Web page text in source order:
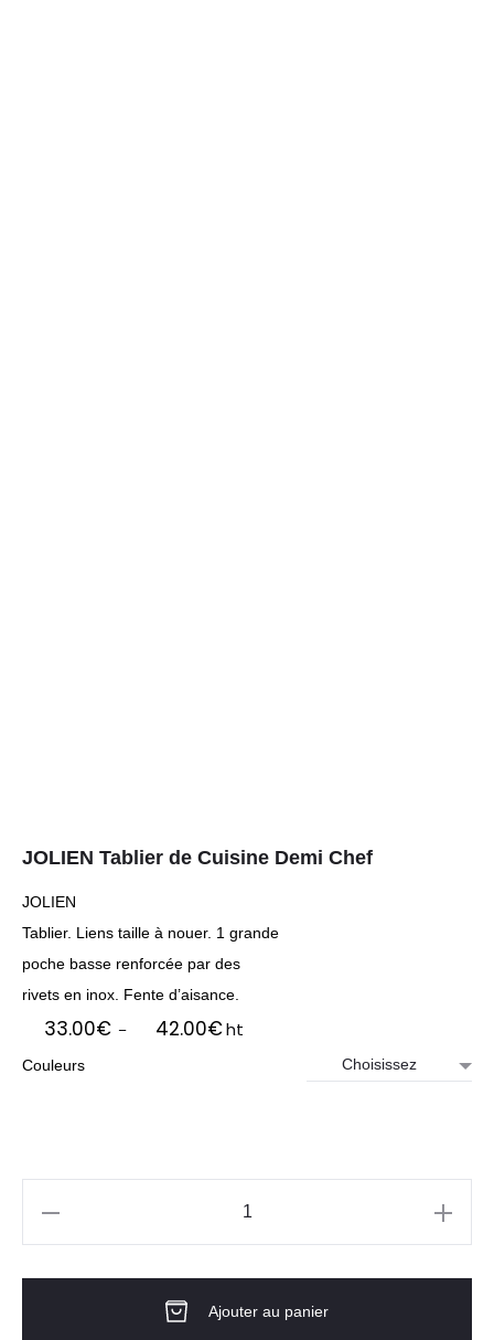
JOLIEN Tablier de Cuisine Demi Chef
JOLIEN
Tablier. Liens taille à nouer. 1 grande
poche basse renforcée par des
rivets en inox. Fente d’aisance.
33.00€ – 42.00€Plage
ht
Couleurs
Ajouter au panier